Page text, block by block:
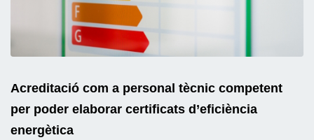
Acreditació com a personal tècnic competent
per poder elaborar certificats d’eficiència
energètica